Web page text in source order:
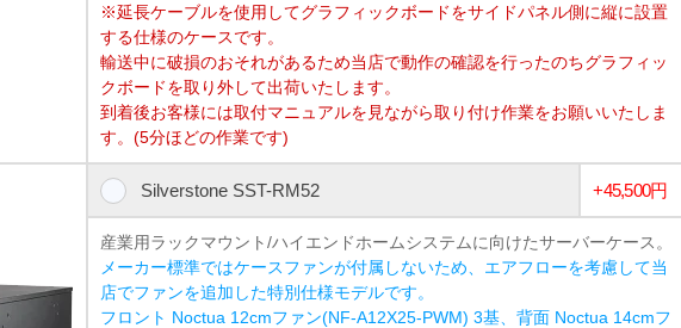
※延長ケーブルを使用してグラフィックボードをサイドパネル側に縦に設置
する仕様のケースです。
輸送中に破損のおそれがあるため当店で動作の確認を行ったのちグラフィッ
クボードを取り外して出荷いたします。
到着後お客様には取付マニュアルを見ながら取り付け作業をお願いいたしま
す。(5分ほどの作業です)
Silverstone SST-RM52 +45,500円
産業用ラックマウント/ハイエンドホームシステムに向けたサーバーケース。
メーカー標準ではケースファンが付属しないため、エアフローを考慮して当
店でファンを追加した特別仕様モデルです。
フロント Noctua 12cmファン(NF-A12X25-PWM) 3基、背面 Noctua 14cmフ